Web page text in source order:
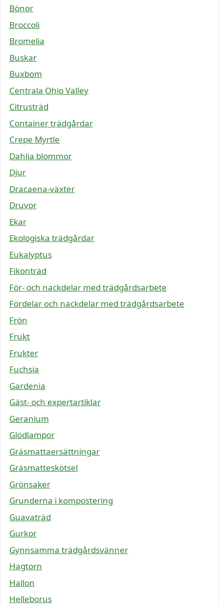
Bönor
Broccoli
Bromelia
Buskar
Buxbom
Centrala Ohio Valley
Citrusträd
Container trädgårdar
Crepe Myrtle
Dahlia blommor
Djur
Dracaena-växter
Druvor
Ekar
Ekologiska trädgårdar
Eukalyptus
Fikonträd
För- och nackdelar med trädgårdsarbete
Fördelar och nackdelar med trädgårdsarbete
Frön
Frukt
Frukter
Fuchsia
Gardenia
Gäst- och expertartiklar
Geranium
Glödlampor
Gräsmattaersättningar
Gräsmatteskötsel
Grönsaker
Grunderna i kompostering
Guavaträd
Gurkor
Gynnsamma trädgårdsvänner
Hagtorn
Hallon
Helleborus